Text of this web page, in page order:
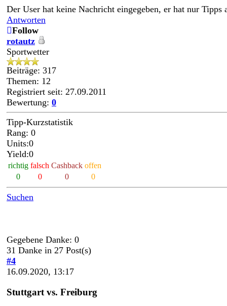
Der User hat keine Nachricht eingegeben, er hat nur Tipps
Antworten
Follow
rotautz
Sportwetter
Beiträge: 317
Themen: 12
Registriert seit: 27.09.2011
Bewertung: 0
Tipp-Kurzstatistik
Rang: 0
Units:0
Yield:0
richtig falsch Cashback offen
0
0 0 0
Suchen
Gegebene Danke: 0
31 Danke in 27 Post(s)
#4
16.09.2020, 13:17
Stuttgart vs. Freiburg